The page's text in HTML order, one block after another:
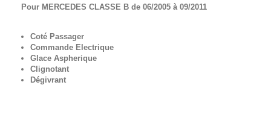
Pour MERCEDES CLASSE B de 06/2005 à 09/2011
Coté Passager
Commande Electrique
Glace Aspherique
Clignotant
Dégivrant